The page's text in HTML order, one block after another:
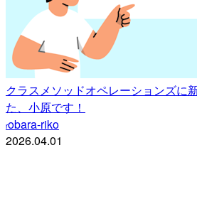
クラスメソッドオペレーションズに
た、小原です！
robara-riko
2026.04.01